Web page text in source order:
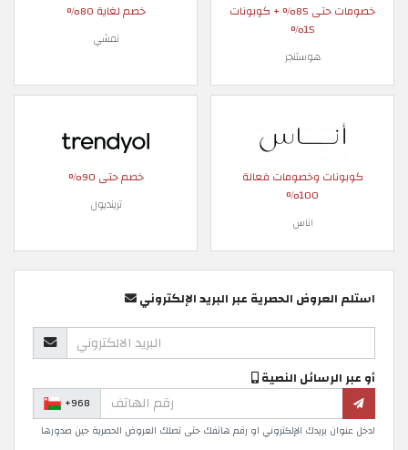
خصومات حتى 85% + كوبونات
15%
هوستنجر
خصم لغاية 80%
نمشي
كوبونات وخصومات فعالة
100%
اناس
خصم حتى 90%
ترينديول
استلم العروض الحصرية عبر البريد الإلكتروني
أو عبر الرسائل النصية
+968
ادخل عنوان بريدك الإلكتروني او رقم هاتفك حتى تصلك العروض الحصرية حين صدورها